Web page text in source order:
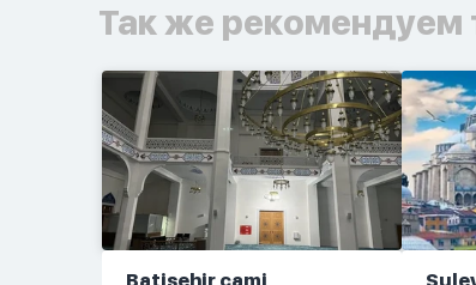
Так же рекомендуем
Batisehir cami